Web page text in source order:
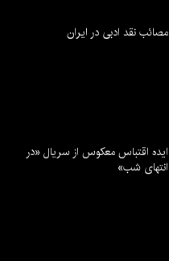
مصائب نقد ادبی در ایران
ایده اقتباس معکوس از سریال «در
انتهای شب»